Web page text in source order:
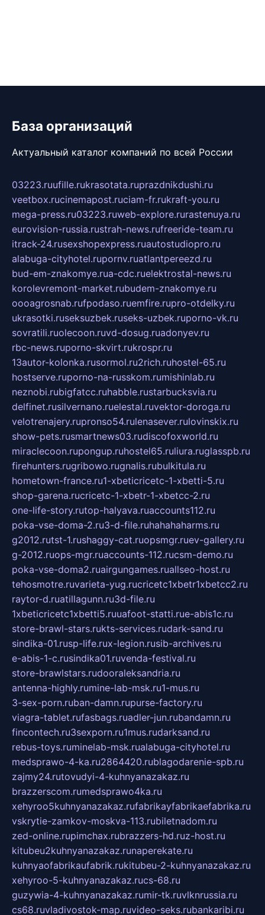
База организаций
Актуальный каталог компаний по всей России
03223.ruufille.rukrasotata.ruprazdnikdushi.ru
veetbox.rucinemapost.ruciam-fr.rukraft-you.ru
mega-press.ru03223.ruweb-explore.rurastenuya.ru
eurovision-russia.rustrah-news.rufreeride-team.ru
itrack-24.rusexshopexpress.ruautostudiopro.ru
alabuga-cityhotel.rupornv.ruatlantpereezd.ru
bud-em-znakomye.rua-cdc.ruelektrostal-news.ru
korolevremont-market.rubudem-znakomye.ru
oooagrosnab.rufpodaso.ruemfire.rupro-otdelky.ru
ukrasotki.ruseksuzbek.ruseks-uzbek.ruporno-vk.ru
sovratili.ruolecoon.ruvd-dosug.ruadonyev.ru
rbc-news.ruporno-skvirt.rukrospr.ru
13autor-kolonka.rusormol.ru2rich.ruhostel-65.ru
hostserve.ruporno-na-russkom.rumishinlab.ru
neznobi.rubigfatcc.ruhabble.rustarbucksvia.ru
delfinet.rusilvernano.ruelestal.ruvektor-doroga.ru
velotrenajery.rupronso54.rulenasever.rulovinskix.ru
show-pets.rusmartnews03.rudiscofoxworld.ru
miraclecoon.rupongup.ruhostel65.ruliura.ruglasspb.ru
firehunters.rugribowo.rugnalis.rubulkitula.ru
hometown-france.ru1-xbeticricetc-1-xbetti-5.ru
shop-garena.rucricetc-1-xbetr-1-xbetcc-2.ru
one-life-story.rutop-halyava.ruaccounts112.ru
poka-vse-doma-2.ru3-d-file.ruhahahaharms.ru
g2012.rutst-1.rushaggy-cat.ruopsmgr.ruev-gallery.ru
g-2012.ruops-mgr.ruaccounts-112.rucsm-demo.ru
poka-vse-doma2.ruairgungames.ruallseo-host.ru
tehosmotre.ruvarieta-yug.rucricetc1xbetr1xbetcc2.ru
raytor-d.ruatillagunn.ru3d-file.ru
1xbeticricetc1xbetti5.ruuafoot-statti.rue-abis1c.ru
store-brawl-stars.rukts-services.rudark-sand.ru
sindika-01.rusp-life.rux-legion.rusib-archives.ru
e-abis-1-c.rusindika01.ruvenda-festival.ru
store-brawlstars.rudooraleksandria.ru
antenna-highly.rumine-lab-msk.ru1-mus.ru
3-sex-porn.ruban-damn.rupurse-factory.ru
viagra-tablet.rufasbags.ruadler-jun.rubandamn.ru
fincontech.ru3sexporn.ru1mus.rudarksand.ru
rebus-toys.ruminelab-msk.rualabuga-cityhotel.ru
medsprawo-4-ka.ru2864420.rublagodarenie-spb.ru
zajmy24.rutovudyi-4-kuhnyanazakaz.ru
brazzerscom.rumedsprawo4ka.ru
xehyroo5kuhnyanazakaz.rufabrikayfabrikaefabrika.ru
vskrytie-zamkov-moskva-113.rubiletnadom.ru
zed-online.rupimchax.rubrazzers-hd.ruz-host.ru
kitubeu2kuhnyanazakaz.runaperekate.ru
kuhnyaofabrikaufabrik.rukitubeu-2-kuhnyanazakaz.ru
xehyroo-5-kuhnyanazakaz.rucs-68.ru
guzywia-4-kuhnyanazakaz.rumir-tk.ruvlknrussia.ru
cs68.ruvladivostok-map.ruvideo-seks.rubankaribi.ru